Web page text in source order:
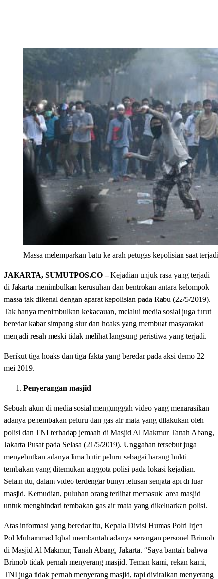
Massa melemparkan batu ke arah petugas kepolisian saat
JAKARTA, SUMUTPOS.CO –Kejadian unjuk rasa yang terjadi
di Jakarta menimbulkan kerusuhan dan bentrokan antara kelompok
massa tak dikenal dengan aparat kepolisian pada Rabu (22/5/2019).
Tak hanya menimbulkan kekacauan, melalui media sosial juga turut
beredar kabar simpang siur dan hoaks yang membuat masyarakat
menjadi resah meski tidak melihat langsung peristiwa yang terjadi.
Berikut tiga hoaks dan tiga fakta yang beredar pada aksi demo 22
mei 2019.
Penyerangan masjid
Sebuah akun di media sosial mengunggah video yang menarasikan
adanya penembakan peluru dan gas air mata yang dilakukan oleh
polisi dan TNI terhadap jemaah di Masjid Al Makmur Tanah Abang,
Jakarta Pusat pada Selasa (21/5/2019). Unggahan tersebut juga
menyebutkan adanya lima butir peluru sebagai barang bukti
tembakan yang ditemukan anggota polisi pada lokasi kejadian.
Selain itu, dalam video terdengar bunyi letusan senjata api di luar
masjid. Kemudian, puluhan orang terlihat memasuki area masjid
untuk menghindari tembakan gas air mata yang dikeluarkan polisi.
Atas informasi yang beredar itu, Kepala Divisi Humas Polri Irjen
Pol Muhammad Iqbal membantah adanya serangan personel Brimob
di Masjid Al Makmur, Tanah Abang, Jakarta. “Saya bantah bahwa
Brimob tidak pernah menyerang masjid. Teman kami, rekan kami,
TNI juga tidak pernah menyerang masjid, tapi diviralkan menyerang